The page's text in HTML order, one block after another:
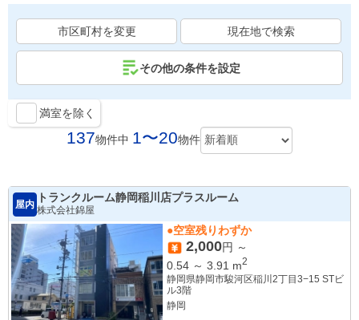
市区町村を変更 現在地で検索
その他の条件を設定
満室を除く
137物件中 1〜20物件
屋内
トランクルーム静岡稲川店プラスルーム
株式会社錦屋
●空室残りわずか
2,000円 ～
0.54 ～ 3.91 m2
静岡県静岡市駿河区稲川2丁目3−15 STビ
ル3階
静岡